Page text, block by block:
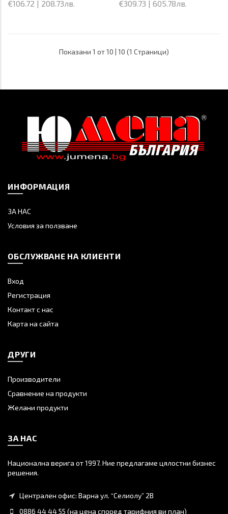
€106.72 | 208.73лв. €309.73 | 605.78лв.
Показани 1 от 10 | 10 (1 Страници)
ИНФОРМАЦИЯ
ЗА НАС
Условия за ползване
ОБСЛУЖВАНЕ НА КЛИЕНТИ
Вход
Регистрация
Контакт с нас
Карта на сайта
ДРУГИ
Производители
Сравнение на продукти
Желани продукти
ЗА НАС
Национална верига от 1997. Ние предлагаме цялостни бизнес
решения.
Централен офис: Варна ул. “Селиолу” 2В
0886 44 44 55 (на цена според тарифния ви план)